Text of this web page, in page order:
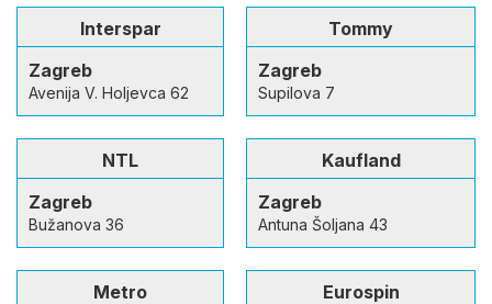
Interspar
Zagreb
Avenija V. Holjevca 62
Tommy
Zagreb
Supilova 7
NTL
Zagreb
Bužanova 36
Kaufland
Zagreb
Antuna Šoljana 43
Metro
Eurospin